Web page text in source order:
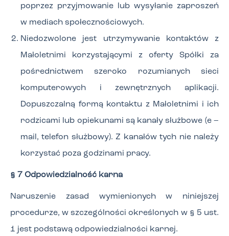
poprzez przyjmowanie lub wysyłanie zaproszeń
w mediach społecznościowych.
Niedozwolone jest utrzymywanie kontaktów z
Małoletnimi korzystającymi z oferty Spółki za
pośrednictwem szeroko rozumianych sieci
komputerowych i zewnętrznych aplikacji.
Dopuszczalną formą kontaktu z Małoletnimi i ich
rodzicami lub opiekunami są kanały służbowe (e –
mail, telefon służbowy). Z kanałów tych nie należy
korzystać poza godzinami pracy.
§ 7 Odpowiedzialność karna
Naruszenie zasad wymienionych w niniejszej
procedurze, w szczególności określonych w § 5 ust.
1 jest podstawą odpowiedzialności karnej.